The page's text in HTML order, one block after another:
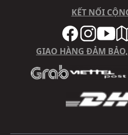
KẾT NỐI
GIAO HÀNG ĐẢM